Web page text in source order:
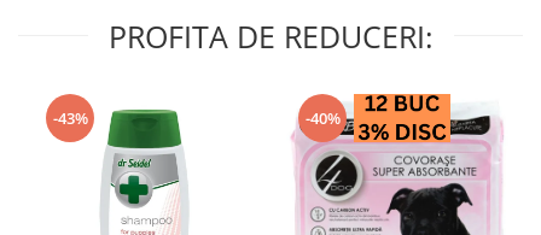
PROFITA DE REDUCERI:
-43% -40%